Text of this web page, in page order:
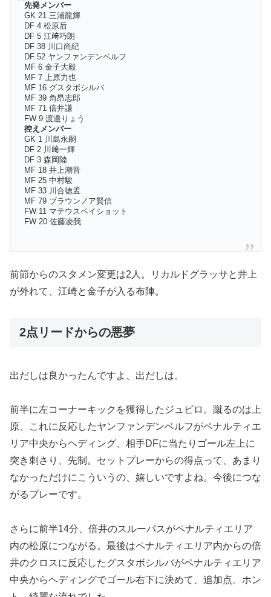
先発メンバー
GK 21 三浦龍輝
DF 4 松原后
DF 5 江﨑巧朗
DF 38 川口尚紀
DF 52 ヤンファンデンベルフ
MF 6 金子大毅
MF 7 上原力也
MF 16 グスタボシルバ
MF 39 角昂志郎
MF 71 倍井謙
FW 9 渡邉りょう
控えメンバー
GK 1 川島永嗣
DF 2 川﨑一輝
DF 3 森岡陸
MF 18 井上潮音
MF 25 中村駿
MF 33 川合徳孟
MF 79 ブラウンノア賢信
FW 11 マテウスペイショット
FW 20 佐藤凌我
前節からのスタメン変更は2人。リカルドグラッサと井上
が外れて、江崎と金子が入る布陣。
2点リードからの悪夢
出だしは良かったんですよ、出だしは。
前半に左コーナーキックを獲得したジュビロ。蹴るのは上
原、これに反応したヤンファンデンベルフがペナルティエ
リア中央からヘディング、相手DFに当たりゴール左上に
突き刺さり、先制。セットプレーからの得点って、あまり
なかっただけにこういうの、嬉しいですよね。今後につな
がるプレーです。
さらに前半14分、倍井のスルーパスがペナルティエリア
内の松原につながる。最後はペナルティエリア内からの倍
井のクロスに反応したグスタボシルバがペナルティエリア
中央からヘディングでゴール右下に決めて、追加点。ホン